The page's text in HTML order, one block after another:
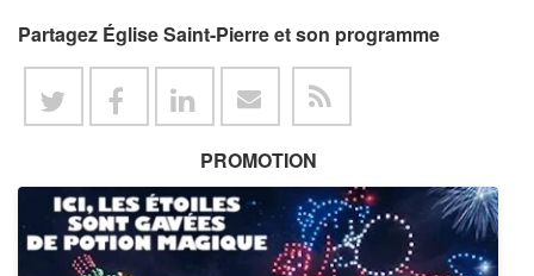
Partagez Église Saint-Pierre et son programme
PROMOTION